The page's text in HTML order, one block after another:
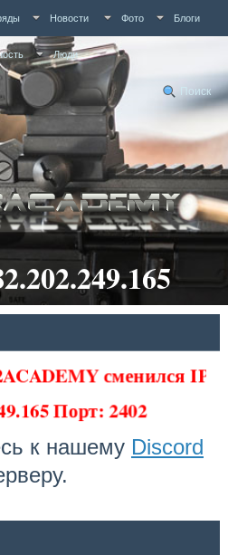
Новости Фото Блоги
Люди
Поиск
сменился IP
Порт: 2402
к нашему Discord